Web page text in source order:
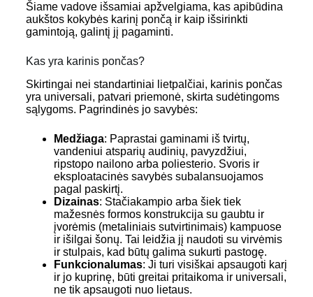
Šiame vadove išsamiai apžvelgiama, kas apibūdina
aukštos kokybės karinį pončą ir kaip išsirinkti
gamintoją, galintį jį pagaminti.
Kas yra karinis pončas?
Skirtingai nei standartiniai lietpalčiai, karinis pončas
yra universali, patvari priemonė, skirta sudėtingoms
sąlygoms. Pagrindinės jo savybės:
Medžiaga: Paprastai gaminami iš tvirtų,
vandeniui atsparių audinių, pavyzdžiui,
ripstopo nailono arba poliesterio. Svoris ir
eksploatacinės savybės subalansuojamos
pagal paskirtį.
Dizainas: Stačiakampio arba šiek tiek
mažesnės formos konstrukcija su gaubtu ir
įvorėmis (metaliniais sutvirtinimais) kampuose
ir išilgai šonų. Tai leidžia jį naudoti su virvėmis
ir stulpais, kad būtų galima sukurti pastogę.
Funkcionalumas: Ji turi visiškai apsaugoti karį
ir jo kuprinę, būti greitai pritaikoma ir universali,
ne tik apsaugoti nuo lietaus.